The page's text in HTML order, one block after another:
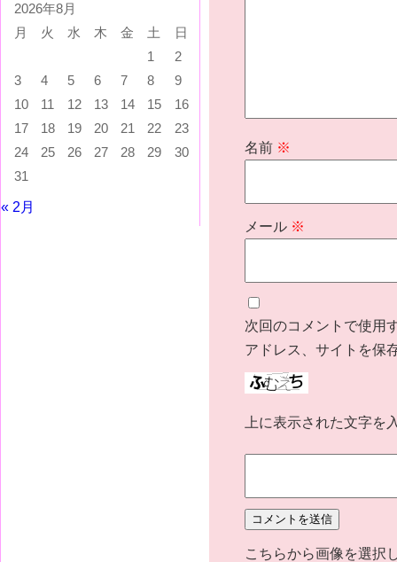
2026年8月
月
火 水 木 金 土
日
1
2
3
4 5 6 7 8
9
10
11 12 13 14 15
16
17
18 19 20 21 22
23
24
25 26 27 28 29
30
31
« 2月
名前 ※
メール ※
次回のコメントで使用
アドレス、サイトを保
上に表示された文字を
こちらから画像を選択